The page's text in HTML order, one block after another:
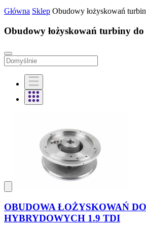
Główna Sklep Obudowy łożyskowań
Obudowy łożyskowań turbiny
OBUDOWA ŁOŻYSKOWAŃ
HYBRYDOWYCH 1.9 TDI